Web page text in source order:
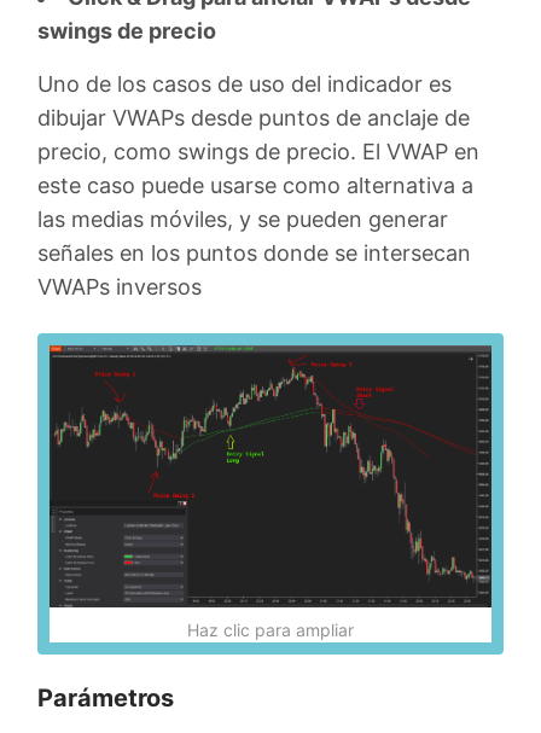
swings de precio
Uno de los casos de uso del indicador es
dibujar VWAPs desde puntos de anclaje de
precio, como swings de precio. El VWAP en
este caso puede usarse como alternativa a
las medias móviles, y se pueden generar
señales en los puntos donde se intersecan
VWAPs inversos
Haz clic para ampliar
Parámetros